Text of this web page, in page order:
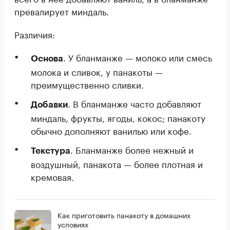
превалирует миндаль.
Различия:
Основа
. У бланманже — молоко или смесь
молока и сливок, у панакоты —
преимущественно сливки.
Добавки
. В бланманже часто добавляют
миндаль, фрукты, ягоды, кокос; панакоту
обычно дополняют ванилью или кофе.
Текстура
. Бланманже более нежный и
воздушный, панакота — более плотная и
кремовая.
Как приготовить панакоту в домашних
условиях